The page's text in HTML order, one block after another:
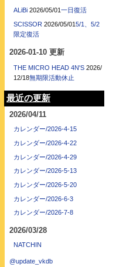
ALiBi 2026/05/01一日復活
SCISSOR 2026/05/015/1、5/2
限定復活
2026-01-10 更新
THE MICRO HEAD 4N'S 2026/
12/18無期限活動休止
最近の更新
2026/04/11
カレンダー/2026-4-15
カレンダー/2026-4-22
カレンダー/2026-4-29
カレンダー/2026-5-13
カレンダー/2026-5-20
カレンダー/2026-6-3
カレンダー/2026-7-8
2026/03/28
NATCHIN
@update_vkdb